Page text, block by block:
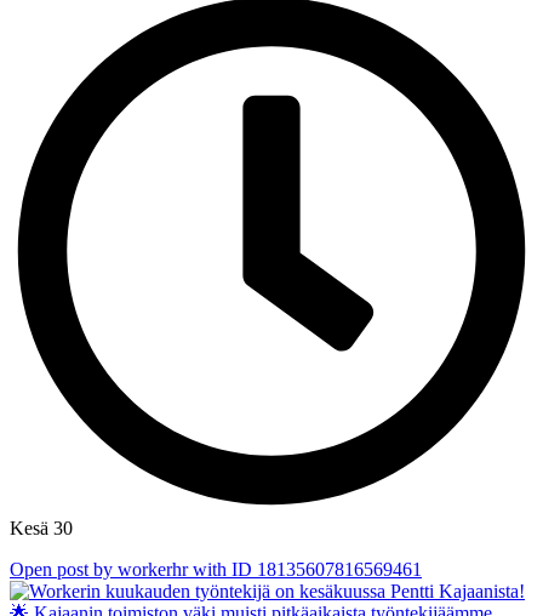
Kesä 30
Open post by workerhr with ID 18135607816569461